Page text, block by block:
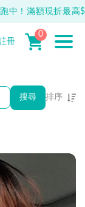
中！滿額現折最高
150元抵用券
冊
0
搜尋 排序